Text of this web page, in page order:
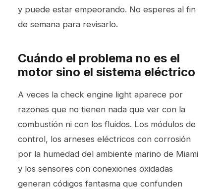
y puede estar empeorando. No esperes al fin
de semana para revisarlo.
Cuándo el problema no es el
motor sino el sistema eléctrico
A veces la check engine light aparece por
razones que no tienen nada que ver con la
combustión ni con los fluidos. Los módulos de
control, los arneses eléctricos con corrosión
por la humedad del ambiente marino de Miami
y los sensores con conexiones oxidadas
generan códigos fantasma que confunden